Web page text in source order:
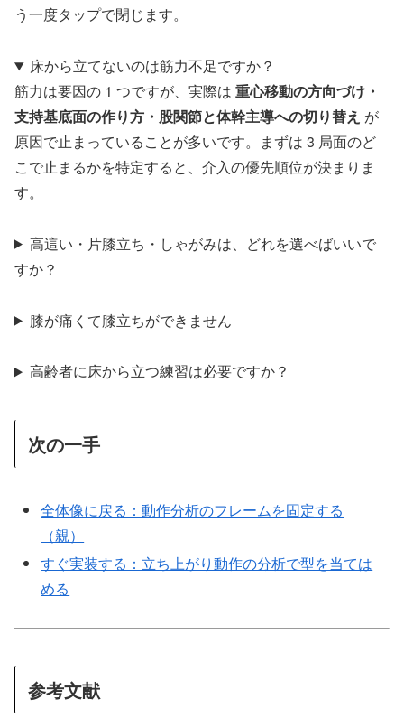
う一度タップで閉じます。
床から立てないのは筋力不足ですか？
筋力は要因の 1 つですが、実際は 重心移動の方向づけ・
支持基底面の作り方・股関節と体幹主導への切り替え が
原因で止まっていることが多いです。まずは 3 局面のど
こで止まるかを特定すると、介入の優先順位が決まりま
す。
高這い・片膝立ち・しゃがみは、どれを選べばいいで
すか？
膝が痛くて膝立ちができません
高齢者に床から立つ練習は必要ですか？
次の一手
全体像に戻る：動作分析のフレームを固定する
（親）
すぐ実装する：立ち上がり動作の分析で型を当ては
める
参考文献